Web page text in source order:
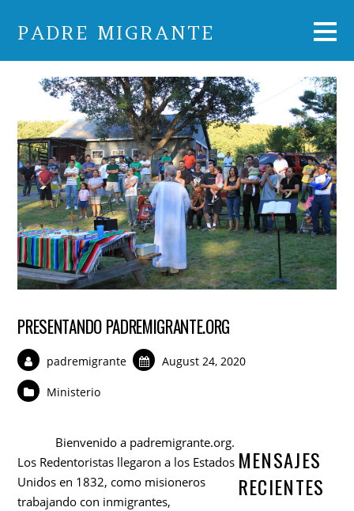
PADRE MIGRANTE
PRESENTANDO PADREMIGRANTE.ORG
padremigrante August 24, 2020
Ministerio
Bienvenido a padremigrante.org.
Los Redentoristas llegaron a los Estados
Unidos en 1832, como misioneros
trabajando con inmigrantes,
MENSAJES
RECIENTES